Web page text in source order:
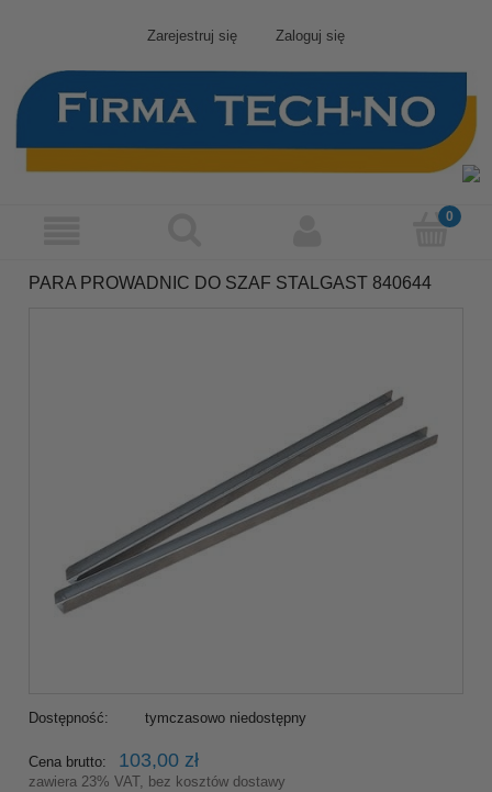
Zarejestruj się Zaloguj się
PARA PROWADNIC DO SZAF STALGAST 840644
Dostępność: tymczasowo niedostępny
Cena brutto: 103,00 zł
zawiera 23% VAT, bez kosztów dostawy